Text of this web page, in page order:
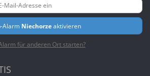
Alarm Niechorzeaktivieren
für anderen Ort starten?